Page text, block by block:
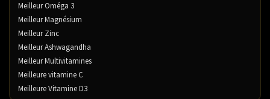
Meilleur Oméga 3
Meilleur Magnésium
Meilleur Zinc
Meilleur Ashwagandha
Meilleur Multivitamines
Meilleure vitamine C
Meilleure Vitamine D3